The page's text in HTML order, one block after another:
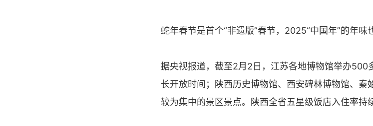
蛇年春节是首个“非遗版”春节，2025“中国年”的年味
据央视报道，截至2月2日，江苏各地博物馆举办500
长开放时间；陕西历史博物馆、西安碑林博物馆、秦
较为集中的景区景点。陕西全省五星级饭店入住率持